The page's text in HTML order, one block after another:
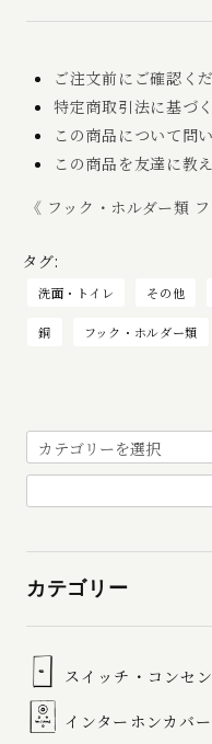
ご注文前にご確認く
特定商取引法に基づ
この商品について問
この商品を友達に教
《 フック・ホルダー類
タグ:
洗面・トイレ その他
銅 フック・ホルダー類
カテゴリー
スイッチ・コンセ
インターホンカバー